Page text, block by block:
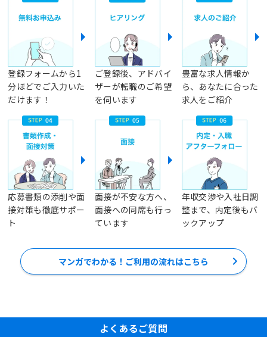
登録フォームから1
分ほどでご入力いた
だけます！
ご登録後、アドバイ
ザーが転職のご希望
を伺います
豊富な求人情報か
ら、あなたに合った
求人をご紹介
応募書類の添削や面
接対策も徹底サポー
ト
面接が不安な方へ、
面接への同席も行っ
ています
年収交渉や入社日調
整まで、内定後もバ
ックアップ
マンガでわかる！ご利用の流れはこちら
よくあるご質問